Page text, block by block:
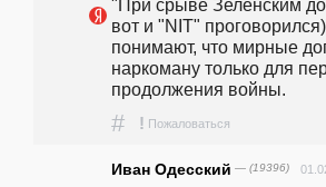
"При срыве Зеленским
вот и "NIT"
понимают, что мирные
наркоману только для
продолжения войны.
# ! Пожаловаться
Иван Одесский — (19396)